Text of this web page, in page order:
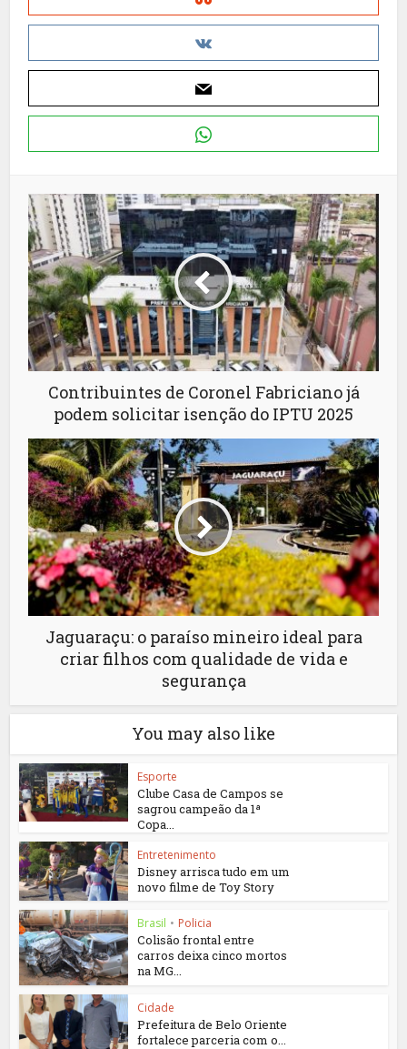
Contribuintes de Coronel Fabriciano já
podem solicitar isenção do IPTU 2025
Jaguaraçu: o paraíso mineiro ideal para
criar filhos com qualidade de vida e
segurança
You may also like
Esporte
Clube Casa de Campos se
sagrou campeão da 1ª
Copa...
Entretenimento
Disney arrisca tudo em um
novo filme de Toy Story
Brasil • Policia
Colisão frontal entre
carros deixa cinco mortos
na MG...
Cidade
Prefeitura de Belo Oriente
fortalece parceria com o...